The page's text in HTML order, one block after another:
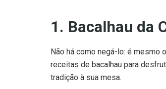
1. Bacalhau da
Não há como negá-lo: é mesmo
receitas de bacalhau para
tradição à sua mesa.